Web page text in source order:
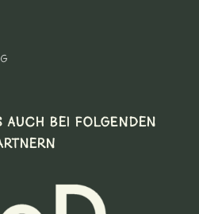
AUCH BEI FOLGENDEN